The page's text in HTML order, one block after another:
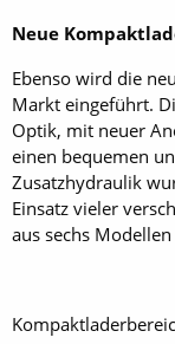
Neue
Ebenso wird die
Markt eingeführt.
Optik, mit neuer
einen bequemen
Zusatzhydraulik
Einsatz vieler
aus sechs